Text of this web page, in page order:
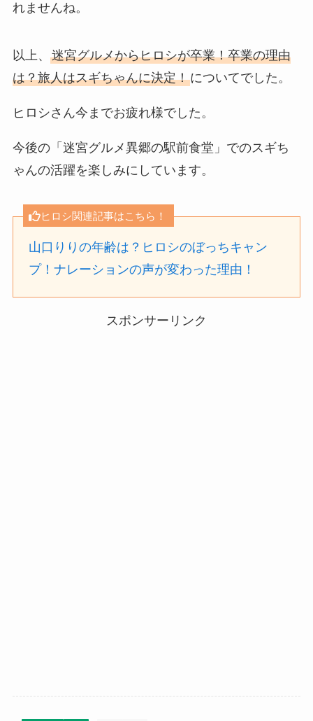
れませんね。
以上、 迷宮グルメからヒロシが卒業！卒業の理由
は？旅人はスギちゃんに決定！についてでした。
ヒロシさん今までお疲れ様でした。
今後の「迷宮グルメ異郷の駅前食堂」でのスギち
ゃんの活躍を楽しみにしています。
ヒロシ関連記事はこちら！
山口りりの年齢は？ヒロシのぼっちキャン
プ！ナレーションの声が変わった理由！
スポンサーリンク